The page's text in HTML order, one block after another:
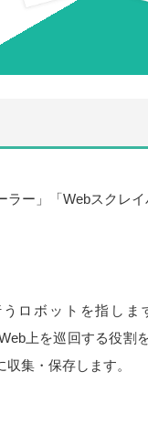
ー」「Webスクレ
ロボットを指しま
上を巡回する役割
集・保存します。